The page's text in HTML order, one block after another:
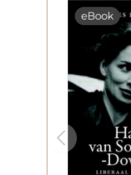
eBook